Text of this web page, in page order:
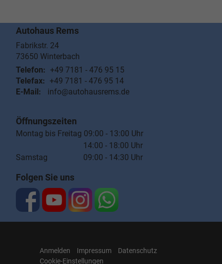
Autohaus Rems
Fabrikstr. 24
73650 Winterbach
Telefon: +49 7181 - 476 95 15
Telefax: +49 7181 - 476 95 14
E-Mail:
info@autohausrems.de
Öffnungszeiten
Montag bis Freitag 09:00 - 13:00 Uhr
14:00 - 18:00 Uhr
Samstag 09:00 - 14:30 Uhr
Folgen Sie uns
Anmelden Impressum
Datenschutz
Cookie-Einstellungen